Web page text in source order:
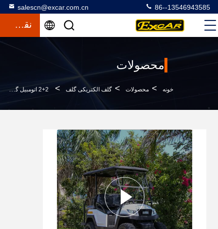
salescn@excar.com.cn 86--13546943585
نقل قول
محصولات
خونه > محصولات > گلف الکتریکی گلف > 2+2 اتومبیل گلف برقی بلند شده برای زمین گلف، تفریح در جاده با باتری تروجان